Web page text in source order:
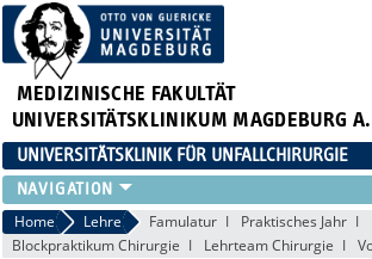
MEDIZINISCHE FAKULTÄT
UNIVERSITÄTSKLINIKUM MAGDEBURG
UNIVERSITÄTSKLINIK FÜR UNFALLCHIRURGIE
KLINIK
PATIENTEN
Home Lehre Famulatur
Praktisches Jahr
Blockpraktikum Chirurgie
Lehrteam Chirurgie